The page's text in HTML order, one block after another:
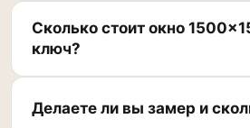
Сколько стоит окно
ключ?
Делаете ли вы замер и